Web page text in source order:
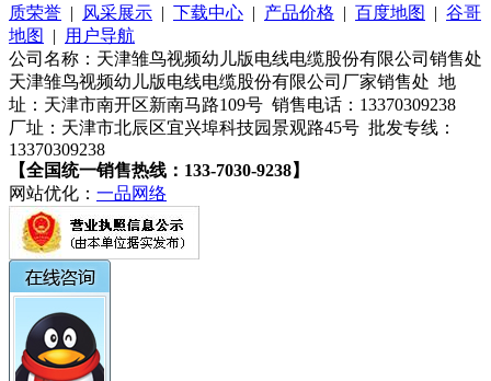
质荣誉 | 风采展示 | 下载中心 | 产品价格 | 百度地图 | 谷哥
地图
|
用户导航
公司名称：天津雏鸟视频幼儿版电线电缆股份有限公司销售处
天津雏鸟视频幼儿版电线电缆股份有限公司厂家销售处 地
址：天津市南开区新南马路109号 销售电话：13370309238
厂址：天津市北辰区宜兴埠科技园景观路45号 批发专线：
13370309238
【全国统一销售热线：133-7030-9238】
网站优化： 一品网络